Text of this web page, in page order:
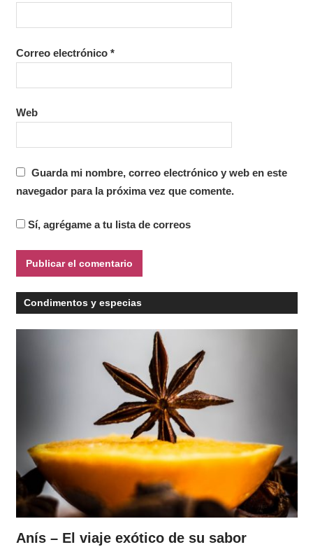
Correo electrónico *
Web
Guarda mi nombre, correo electrónico y web en este
navegador para la próxima vez que comente.
Sí, agrégame a tu lista de correos
Condimentos y especias
Anís – El viaje exótico de su sabor